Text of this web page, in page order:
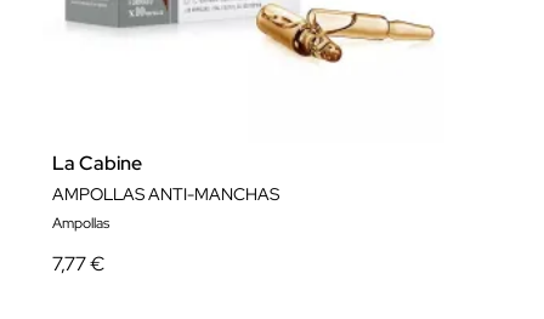
La Cabine
AMPOLLAS ANTI-MANCHAS
Ampollas
7,77 €